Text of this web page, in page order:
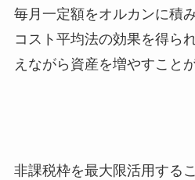
毎月一定額をオルカンに積
コスト平均法の効果を得ら
えながら資産を増やすこと
非課税枠を最大限活用する